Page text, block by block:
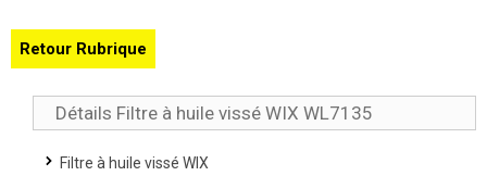
Retour Rubrique
Détails Filtre à huile vissé WIX WL7135
Filtre à huile vissé WIX